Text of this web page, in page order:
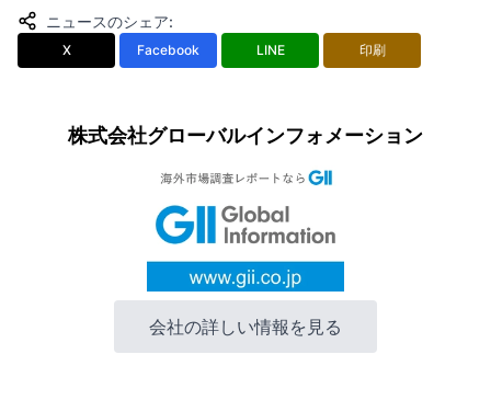
ニュースのシェア:
X Facebook LINE 印刷
株式会社グローバルインフォメーション
会社の詳しい情報を見る